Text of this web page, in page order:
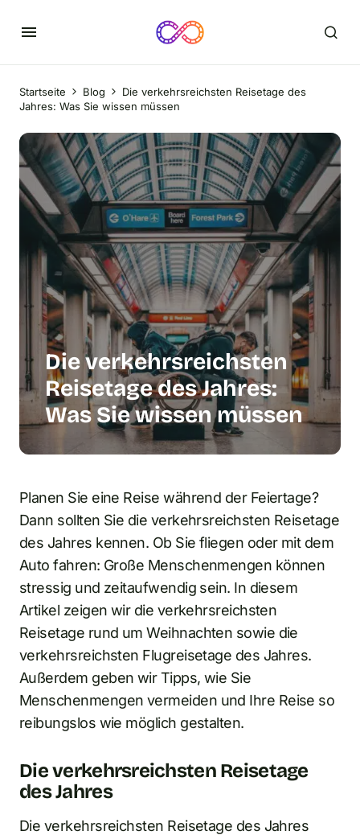
Startseite Blog
Die verkehrsreichsten Reisetage des
Jahres: Was Sie wissen müssen
Die verkehrsreichsten
Reisetage des Jahres:
Was Sie wissen müssen
Planen Sie eine Reise während der Feiertage?
Dann sollten Sie die verkehrsreichsten Reisetage
des Jahres kennen. Ob Sie fliegen oder mit dem
Auto fahren: Große Menschenmengen können
stressig und zeitaufwendig sein. In diesem
Artikel zeigen wir die verkehrsreichsten
Reisetage rund um Weihnachten sowie die
verkehrsreichsten Flugreisetage des Jahres.
Außerdem geben wir Tipps, wie Sie
Menschenmengen vermeiden und Ihre Reise so
reibungslos wie möglich gestalten.
Die verkehrsreichsten Reisetage
des Jahres
Die verkehrsreichsten Reisetage des Jahres